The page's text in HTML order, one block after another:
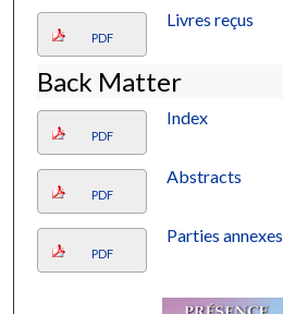
PDF
Livres reçus
Back Matter
PDF
Index
PDF
Abstracts
PDF
Parties annexes